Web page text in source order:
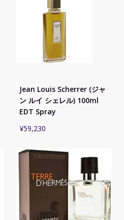
Jean Louis Scherrer (ジャ
ン ルイ シェレル) 100ml
EDT Spray
¥59,230